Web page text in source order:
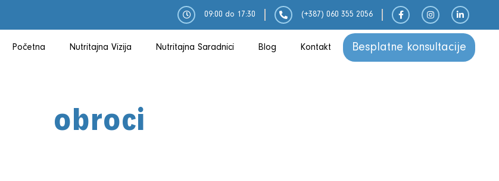
09:00 do 17:30 (+387) 060 355 2056
Početna Nutritajna Vizija Nutritajna Saradnici Blog Kontakt Besplatne konsultacije
obroci